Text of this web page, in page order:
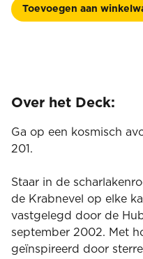
201
aantal
Toevoegen aan
Over het Deck:
Ga op een kosmisch
201.
Staar in de
de Krabnevel op elke
vastgelegd door de
september 2002. Met
geïnspireerd door